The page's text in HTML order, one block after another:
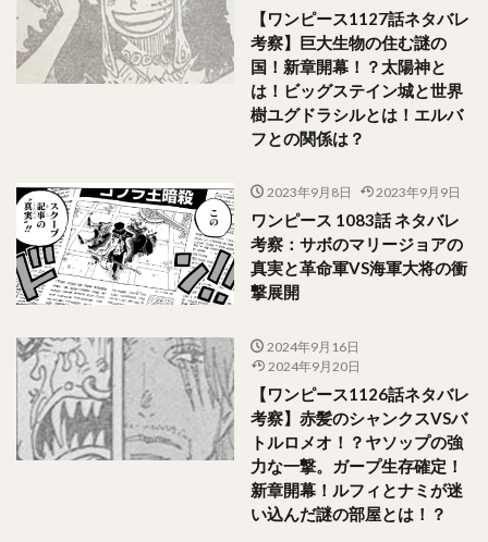
【ワンピース1127話ネタバレ
考察】巨大生物の住む謎の
国！新章開幕！？太陽神と
は！ビッグステイン城と世界
樹ユグドラシルとは！エルバ
フとの関係は？
2023年9月8日 2023年9月9日
ワンピース 1083話 ネタバレ
考察：サボのマリージョアの
真実と革命軍VS海軍大将の衝
撃展開
2024年9月16日
2024年9月20日
【ワンピース1126話ネタバレ
考察】赤髪のシャンクスVSバ
トルロメオ！？ヤソップの強
力な一撃。ガープ生存確定！
新章開幕！ルフィとナミが迷
い込んだ謎の部屋とは！？